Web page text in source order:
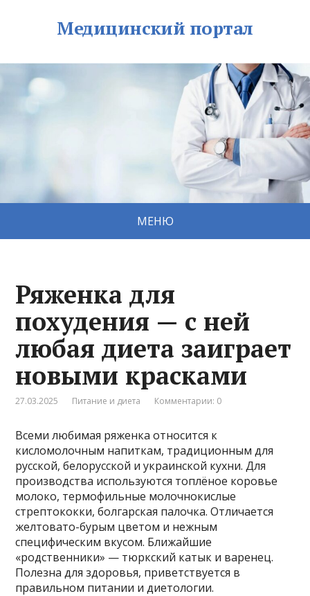
Медицинский портал
МЕНЮ
Ряженка для
похудения — с ней
любая диета заиграет
новыми красками
27.03.2025 Питание и диета Комментарии: 0
Всеми любимая ряженка относится к
кисломолочным напиткам, традиционным для
русской, белорусской и украинской кухни. Для
производства используются топлёное коровье
молоко, термофильные молочнокислые
стрептококки, болгарская палочка. Отличается
желтовато-бурым цветом и нежным
специфическим вкусом. Ближайшие
«родственники» — тюркский катык и варенец.
Полезна для здоровья, приветствуется в
правильном питании и диетологии.